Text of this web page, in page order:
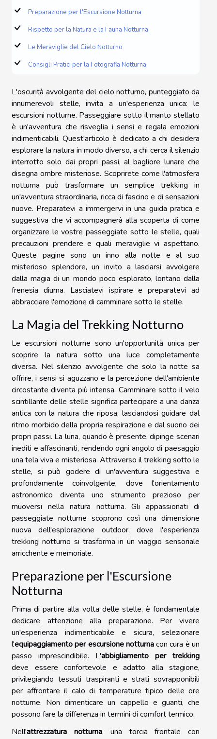
Preparazione per l'Escursione Notturna
Rispetto per la Natura e la Fauna Notturna
Le Meraviglie del Cielo Notturno
Consigli Pratici per la Fotografia Notturna
L'oscurità avvolgente del cielo notturno, punteggiato da
innumerevoli stelle, invita a un'esperienza unica: le
escursioni notturne. Passeggiare sotto il manto stellato
è un'avventura che risveglia i sensi e regala emozioni
indimenticabili. Quest'articolo è dedicato a chi desidera
esplorare la natura in modo diverso, a chi cerca il silenzio
interrotto solo dai propri passi, al bagliore lunare che
disegna ombre misteriose. Scoprirete come l'atmosfera
notturna può trasformare un semplice trekking in
un'avventura straordinaria, ricca di fascino e di sensazioni
nuove. Preparatevi a immergervi in una guida pratica e
suggestiva che vi accompagnerà alla scoperta di come
organizzare le vostre passeggiate sotto le stelle, quali
precauzioni prendere e quali meraviglie vi aspettano.
Queste pagine sono un inno alla notte e al suo
misterioso splendore, un invito a lasciarsi avvolgere
dalla magia di un mondo poco esplorato, lontano dalla
frenesia diurna. Lasciatevi ispirare e preparatevi ad
abbracciare l'emozione di camminare sotto le stelle.
La Magia del Trekking Notturno
Le escursioni notturne sono un'opportunità unica per
scoprire la natura sotto una luce completamente
diversa. Nel silenzio avvolgente che solo la notte sa
offrire, i sensi si aguzzano e la percezione dell'ambiente
circostante diventa più intensa. Camminare sotto il velo
scintillante delle stelle significa partecipare a una danza
antica con la natura che riposa, lasciandosi guidare dal
ritmo morbido della propria respirazione e dal suono dei
propri passi. La luna, quando è presente, dipinge scenari
inediti e affascinanti, rendendo ogni angolo di paesaggio
una tela viva e misteriosa. Attraverso il trekking sotto le
stelle, si può godere di un'avventura suggestiva e
profondamente coinvolgente, dove l'orientamento
astronomico diventa uno strumento prezioso per
muoversi nella natura notturna. Gli appassionati di
passeggiate notturne scoprono così una dimensione
nuova dell'esplorazione outdoor, dove l'esperienza
trekking notturno si trasforma in un viaggio sensoriale
arricchente e memoriale.
Preparazione per l'Escursione
Notturna
Prima di partire alla volta delle stelle, è fondamentale
dedicare attenzione alla preparazione. Per vivere
un'esperienza indimenticabile e sicura, selezionare
l'equipaggiamento per escursione notturnacon cura è un
passo imprescindibile. L'abbigliamento per trekking
deve essere confortevole e adatto alla stagione,
privilegiando tessuti traspiranti e strati sovrapponibili
per affrontare il calo di temperature tipico delle ore
notturne. Non dimenticare un cappello e guanti, che
possono fare la differenza in termini di comfort termico.
Nell'attrezzatura notturna, una torcia frontale con